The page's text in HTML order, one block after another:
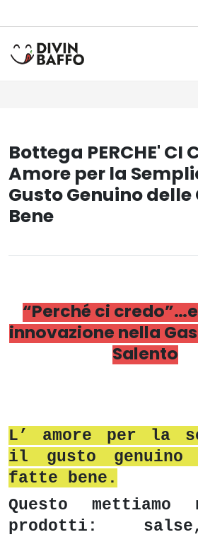
Bottega PERCHE' CI
Amore per la
Gusto Genuino
Bene
“Perché ci
innovazione nella
Salento
L’ amore per la
il gusto genuino
fatte bene.
Questo
prodotti: